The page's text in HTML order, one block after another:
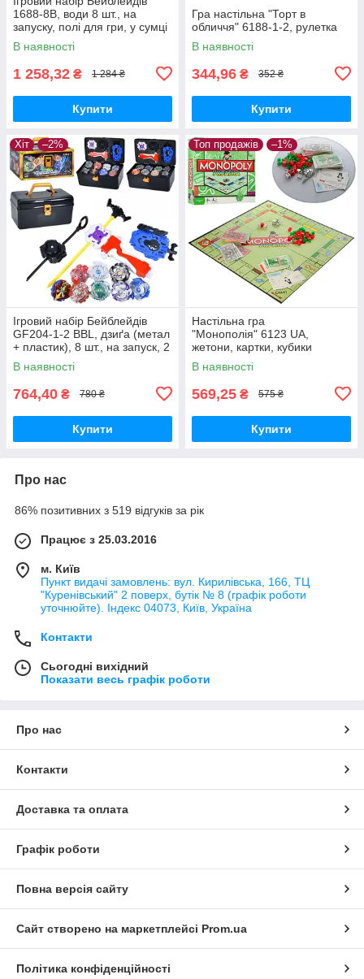
1688-8B, води 8 шт., на
запуску, полі для гри, у сумці
В наявності
1 258,32 ₴ 1 284 ₴
Купити
Гра настільна "Торт в
обличчя" 6188-1-2, рулетка
В наявності
344,96 ₴ 352 ₴
Купити
Хіт –2%
Ігровий набір Бейблейдів
GF204-1-2 BBL, дзиґа (метал
+ пластик), 8 шт., на запуск, 2
типи, валіза/яскраво-
червоний
В наявності
764,40 ₴ 780 ₴
Купити
Топ продажів –1%
Настільна гра
"Монополія" 6123 UA,
жетони, картки, кубики
В наявності
569,25 ₴ 575 ₴
Купити
Про нас
86% позитивних з 519 відгуків за рік
Працює з 25.03.2016
м. Київ
Пункт видачі замовлень: вул. Кирилівська, 166, ТЦ
"Куренівський" 2 поверх, бутік № 8 (графік роботи
уточнюйте). Індекс 04073, Київ, Україна
Контакти
Сьогодні вихідний
Показати весь графік роботи
Про нас
Контакти
Доставка та оплата
Графік роботи
Повна версія сайту
Сайт створено на маркетплейсі Prom.ua
Політика конфіденційності